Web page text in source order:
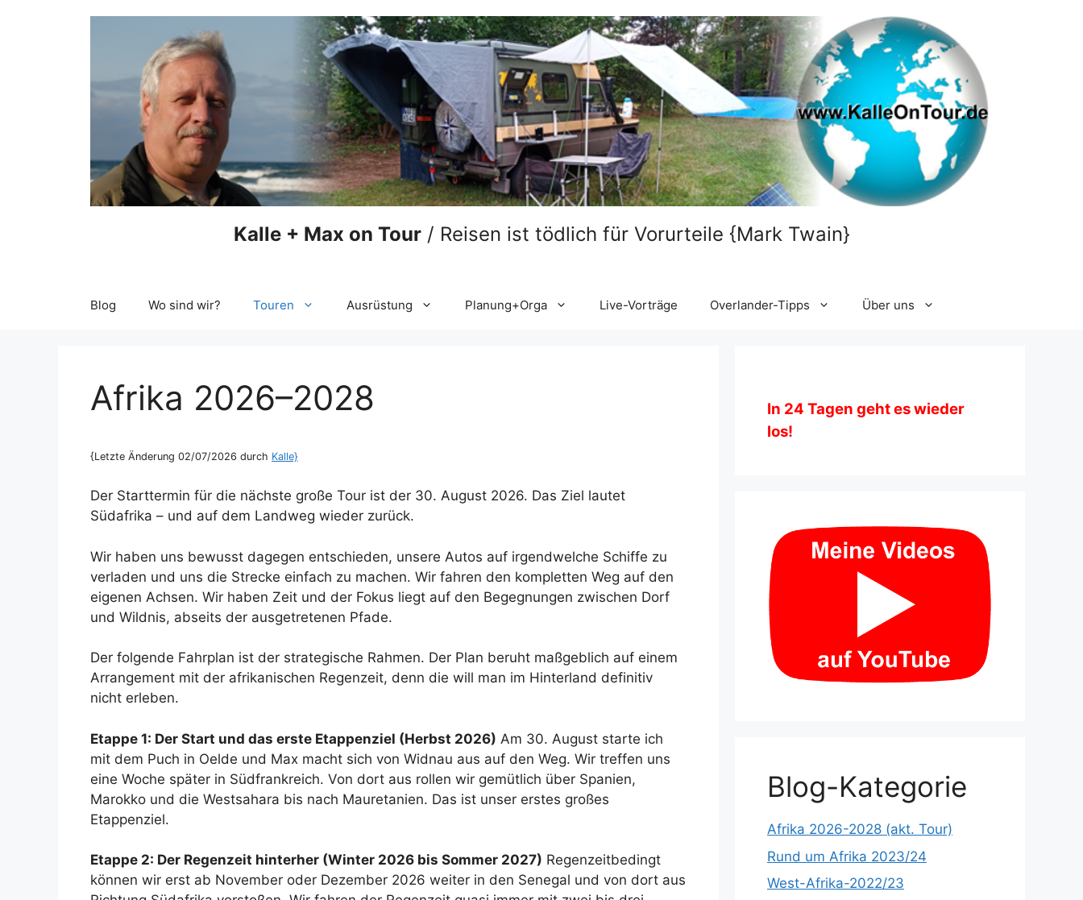
Kalle + Max on Tour/ Reisen ist tödlich für Vorurteile {Mark Twain}
Blog Wo sind wir? Touren Ausrüstung Planung+Orga Live-Vorträge Overlander-Tipps Über uns
Afrika 2026–2028
{Letzte Änderung 02/07/2026 durch Kalle}
Der Starttermin für die nächste große Tour ist der 30. August 2026. Das Ziel lautet
Südafrika – und auf dem Landweg wieder zurück.
Wir haben uns bewusst dagegen entschieden, unsere Autos auf irgendwelche Schiffe zu
verladen und uns die Strecke einfach zu machen. Wir fahren den kompletten Weg auf den
eigenen Achsen. Wir haben Zeit und der Fokus liegt auf den Begegnungen zwischen Dorf
und Wildnis, abseits der ausgetretenen Pfade.
Der folgende Fahrplan ist der strategische Rahmen. Der Plan beruht maßgeblich auf einem
Arrangement mit der afrikanischen Regenzeit, denn die will man im Hinterland definitiv
nicht erleben.
Etappe 1: Der Start und das erste Etappenziel (Herbst 2026) Am 30. August starte ich
mit dem Puch in Oelde und Max macht sich von Widnau aus auf den Weg. Wir treffen uns
eine Woche später in Südfrankreich. Von dort aus rollen wir gemütlich über Spanien,
Marokko und die Westsahara bis nach Mauretanien. Das ist unser erstes großes
Etappenziel.
Etappe 2: Der Regenzeit hinterher (Winter 2026 bis Sommer 2027) Regenzeitbedingt
können wir erst ab November oder Dezember 2026 weiter in den Senegal und von dort aus
In 24 Tagen geht es wieder
los!
Blog-Kategorie
Afrika 2026-2028 (akt. Tour)
Rund um Afrika 2023/24
West-Afrika-2022/23